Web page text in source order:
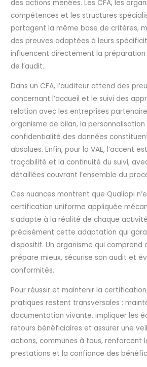
des actions menées. Les CFA, les
compétences et les structures
partagent la même base de critères,
des preuves adaptées à leurs
influencent directement la
de l’audit.
Dans un CFA, l’auditeur attend des
concernant l’accueil et le suivi des
relation avec les entreprises
organisme de bilan, la
confidentialité des données
absolues. Enfin, pour la VAE, l’accent
traçabilité et la continuité du suivi,
détaillées couvrant l’ensemble du
Ces nuances montrent que Qualiopi
certification uniforme appliquée
s’adapte à la réalité de chaque
précisément cette adaptation qui
dispositif. Un organisme qui comprend
prépare mieux, sécurise son audit et
conformités.
Pour réussir et maintenir la
pratiques restent transversales :
documentation vivante, impliquer les
retours bénéficiaires et assurer une
actions, communes à tous, renforcent
prestations et la confiance des